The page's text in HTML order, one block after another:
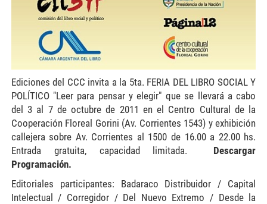
Ediciones del CCC invita a la 5ta. FERIA DEL LIBRO SOCIAL Y
POLÍTICO "Leer para pensar y elegir" que se llevará a cabo
del 3 al 7 de octubre de 2011 en el Centro Cultural de la
Cooperación Floreal Gorini (Av. Corrientes 1543) y exhibición
callejera sobre Av. Corrientes al 1500 de 16.00 a 22.00 hs.
Entrada gratuita, capacidad limitada. Descargar
Programación.
Editoriales participantes: Badaraco Distribuidor / Capital
Intelectual / Corregidor / Del Nuevo Extremo / Desde la